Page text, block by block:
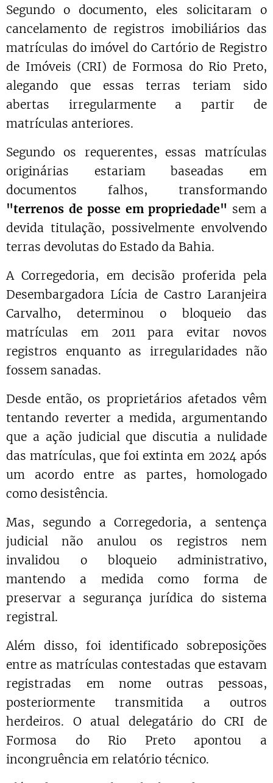
Segundo o documento, eles solicitaram o
cancelamento de registros imobiliários das
matrículas do imóvel do Cartório de Registro
de Imóveis (CRI) de Formosa do Rio Preto,
alegando que essas terras teriam sido
abertas irregularmente a partir de
matrículas anteriores.
Segundo os requerentes, essas matrículas
originárias estariam baseadas em
documentos falhos, transformando
"terrenos de posse em propriedade" sem a
devida titulação, possivelmente envolvendo
terras devolutas do Estado da Bahia.
A Corregedoria, em decisão proferida pela
Desembargadora Lícia de Castro Laranjeira
Carvalho, determinou o bloqueio das
matrículas em 2011 para evitar novos
registros enquanto as irregularidades não
fossem sanadas.
Desde então, os proprietários afetados vêm
tentando reverter a medida, argumentando
que a ação judicial que discutia a nulidade
das matrículas, que foi extinta em 2024 após
um acordo entre as partes, homologado
como desistência.
Mas, segundo a Corregedoria, a sentença
judicial não anulou os registros nem
invalidou o bloqueio administrativo,
mantendo a medida como forma de
preservar a segurança jurídica do sistema
registral.
Além disso, foi identificado sobreposições
entre as matrículas contestadas que estavam
registradas em nome outras pessoas,
posteriormente transmitida a outros
herdeiros. O atual delegatário do CRI de
Formosa do Rio Preto apontou a
incongruência em relatório técnico.